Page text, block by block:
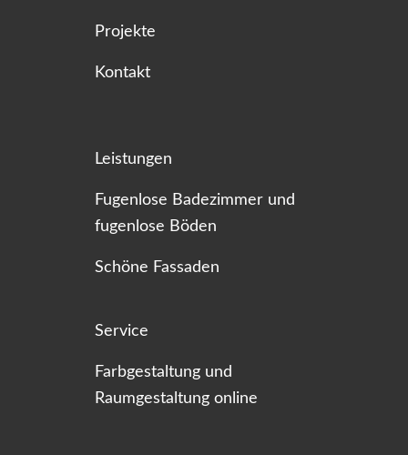
Projekte
Kontakt
Leistungen
Fugenlose Badezimmer und
fugenlose Böden
Schöne Fassaden
Service
Farbgestaltung und
Raumgestaltung online